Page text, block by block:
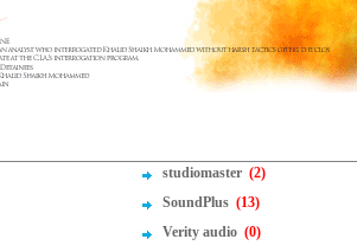
studiomaster (2)
SoundPlus (13)
Verity audio (0)